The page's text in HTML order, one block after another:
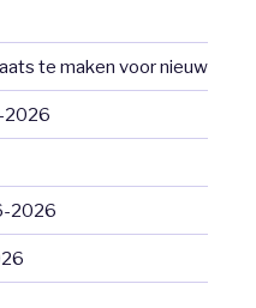
te maken voor nieuw
2026
2026